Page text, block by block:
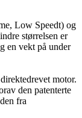
Low Speedt) og
størrelsen er
en vekt på under
motor.
den patenterte
fra